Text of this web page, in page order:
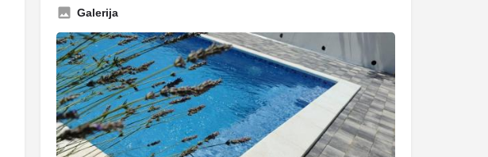
Galerija